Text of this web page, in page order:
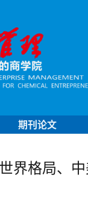
期刊论文
界格局、